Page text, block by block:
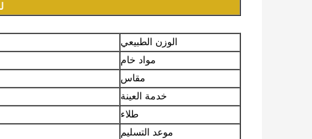
الوزن الطبيعي
مواد خام
مقاس
خدمة العينة
طلاء
موعد التسليم